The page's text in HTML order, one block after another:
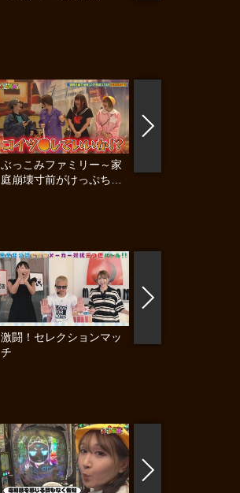
ぶっこみファミリー～家
庭崩壊寸前がけっぷちSP
激闘！セレクションマッ
チ